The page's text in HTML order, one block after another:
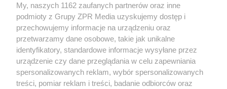
Żaden utwór zamieszczony w serwisie nie może być powielany i
rozpowszechniany lub dalej rozpowszechniany w jakikolwiek sposób (w
tym także elektroniczny lub mechaniczny) na jakimkolwiek polu
eksploatacji w jakiejkolwiek formie, włącznie z umieszczaniem w Internecie
bez pisemnej zgody właściciela praw. Jakiekolwiek użycie lub
wykorzystanie utworów w całości lub w części z naruszeniem prawa, tzn.
bez właściwej zgody, jest zabronione pod groźbą kary i może być ścigane
prawnie.
My, naszych 1162 zaufanych partnerów oraz inne
podmioty z Grupy ZPR Media uzyskujemy dostęp i
przechowujemy informacje na urządzeniu oraz
przetwarzamy dane osobowe, takie jak unikalne
identyfikatory, standardowe informacje wysyłane przez
urządzenie czy dane przeglądania w celu zapewniania
spersonalizowanych reklam, wybór spersonalizowanych
treści, pomiar reklam i treści, badanie odbiorców oraz